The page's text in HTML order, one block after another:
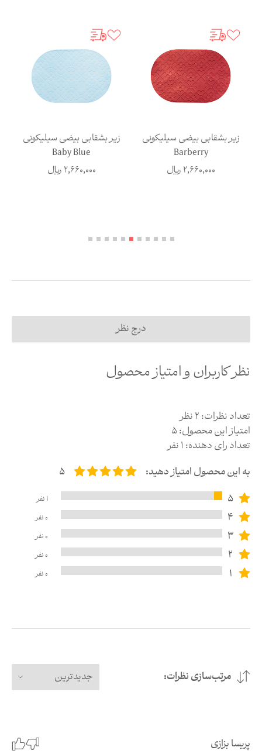
زیر بشقابی بیضی سیلیکونی
Barberry
2,660,000ریال
زیر بشقابی بیضی سیلیکونی
Baby Blue
2,660,000ریال
نظر کاربران و امتیاز محصول
درج نظر
تعداد نظرات:2نظر
امتیاز این محصول:5
تعداد رای دهنده:1نفر
به این محصول امتیاز دهید:
5
5
1نفر
4
0نفر
3
0نفر
2
0نفر
1
0نفر
مرتب‌سازی نظرات: جدیدترین
پریسا بزازی